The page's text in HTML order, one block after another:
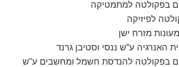
בפקולטה להנדסת חשמל ומחשבים ע"ש